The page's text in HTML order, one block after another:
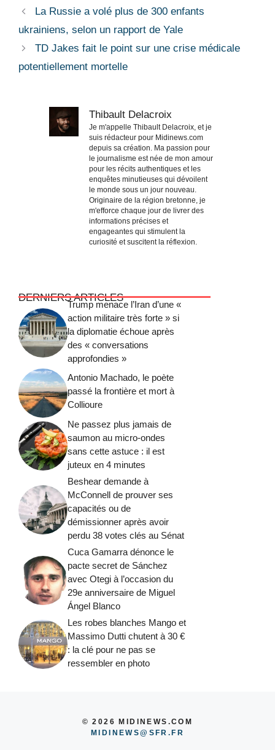
La Russie a volé plus de 300 enfants
ukrainiens, selon un rapport de Yale
TD Jakes fait le point sur une crise médicale
potentiellement mortelle
Thibault Delacroix
Je m'appelle Thibault Delacroix, et je
suis rédacteur pour Midinews.com
depuis sa création. Ma passion pour
le journalisme est née de mon amour
pour les récits authentiques et les
enquêtes minutieuses qui dévoilent
le monde sous un jour nouveau.
Originaire de la région bretonne, je
m'efforce chaque jour de livrer des
informations précises et
engageantes qui stimulent la
curiosité et suscitent la réflexion.
DERNIERS ARTICLES
Trump menace l’Iran d’une «
action militaire très forte » si
la diplomatie échoue après
des « conversations
approfondies »
Antonio Machado, le poète
passé la frontière et mort à
Collioure
Ne passez plus jamais de
saumon au micro-ondes
sans cette astuce : il est
juteux en 4 minutes
Beshear demande à
McConnell de prouver ses
capacités ou de
démissionner après avoir
perdu 38 votes clés au Sénat
Cuca Gamarra dénonce le
pacte secret de Sánchez
avec Otegi à l’occasion du
29e anniversaire de Miguel
Ángel Blanco
Les robes blanches Mango et
Massimo Dutti chutent à 30 €
: la clé pour ne pas se
ressembler en photo
© 2026 MIDINEWS.COM
MIDINEWS@SFR.FR